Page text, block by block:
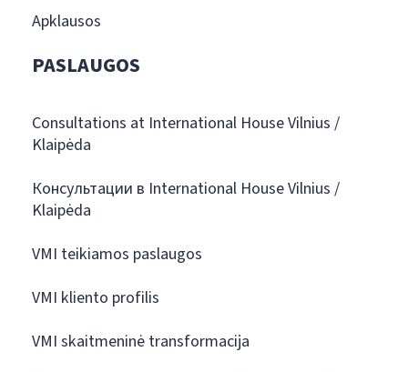
Apklausos
PASLAUGOS
Consultations at International House Vilnius /
Klaipėda
Консультации в International House Vilnius /
Klaipėda
VMI teikiamos paslaugos
VMI kliento profilis
VMI skaitmeninė transformacija